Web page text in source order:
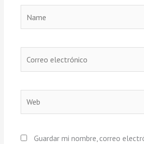
electrónico
Guardar mi nombre, correo